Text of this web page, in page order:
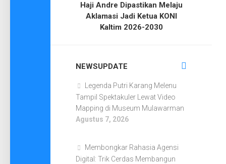
Haji Andre Dipastikan Melaju
Aklamasi Jadi Ketua KONI
Kaltim 2026-2030
NEWSUPDATE
Legenda Putri Karang Melenu
Tampil Spektakuler Lewat Video
Mapping di Museum Mulawarman
Agustus 7, 2026
Membongkar Rahasia Agensi
Digital: Trik Cerdas Membangun